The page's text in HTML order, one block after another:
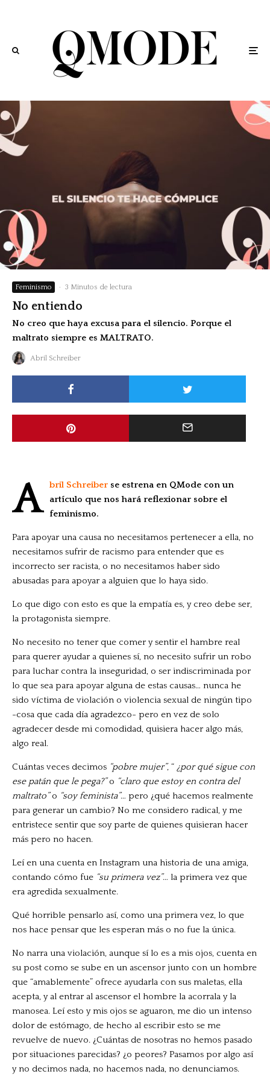
Feminismo · 3 Minutos de lectura
No entiendo
No creo que haya excusa para el silencio. Porque el
maltrato siempre es MALTRATO.
Abril Schreiber
A bril Schreiber se estrena en QMode con un
artículo que nos hará reflexionar sobre el
feminismo.
Para apoyar una causa no necesitamos pertenecer a ella, no
necesitamos sufrir de racismo para entender que es
incorrecto ser racista, o no necesitamos haber sido
abusadas para apoyar a alguien que lo haya sido.
Lo que digo con esto es que la empatía es, y creo debe ser,
la protagonista siempre.
No necesito no tener que comer y sentir el hambre real
para querer ayudar a quienes sí, no necesito sufrir un robo
para luchar contra la inseguridad, o ser indiscriminada por
lo que sea para apoyar alguna de estas causas… nunca he
sido víctima de violación o violencia sexual de ningún tipo
-cosa que cada día agradezco- pero en vez de solo
agradecer desde mi comodidad, quisiera hacer algo más,
algo real.
Cuántas veces decimos “pobre mujer”, “ ¿por qué sigue con
ese patán que le pega?”o “claro que estoy en contra del
maltrato”o “soy feminista”… pero ¿qué hacemos realmente
para generar un cambio? No me considero radical, y me
entristece sentir que soy parte de quienes quisieran hacer
más pero no hacen.
Leí en una cuenta en Instagram una historia de una amiga,
contando cómo fue “su primera vez”… la primera vez que
era agredida sexualmente.
Qué horrible pensarlo así, como una primera vez, lo que
nos hace pensar que les esperan más o no fue la única.
No narra una violación, aunque sí lo es a mis ojos, cuenta en
su post como se sube en un ascensor junto con un hombre
que “amablemente” ofrece ayudarla con sus maletas, ella
acepta, y al entrar al ascensor el hombre la acorrala y la
manosea. Leí esto y mis ojos se aguaron, me dio un intenso
dolor de estómago, de hecho al escribir esto se me
revuelve de nuevo. ¿Cuántas de nosotras no hemos pasado
por situaciones parecidas? ¿o peores? Pasamos por algo así
y no decimos nada, no hacemos nada, no denunciamos.